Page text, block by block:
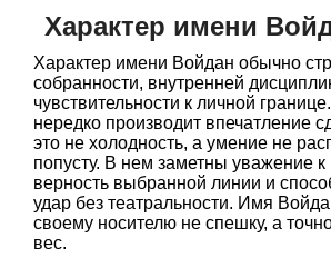
Характер имени
Характер имени Войдан обычно
собранности, внутренней
чувствительности к личной
нередко производит впечатление
это не холодность, а умение не
попусту. В нем заметны уважение к
верность выбранной линии и
удар без театральности. Имя
своему носителю не спешку, а
вес.